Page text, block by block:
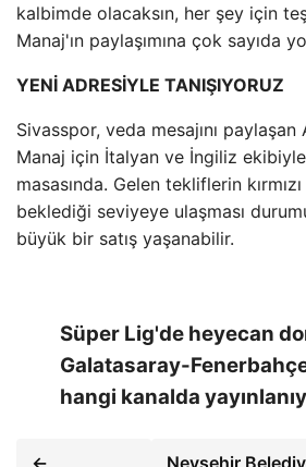
kalbimde olacaksın, her şey için
Manaj'ın paylaşımına çok sayıda
YENİ ADRESİYLE TANIŞIYORUZ
Sivasspor, veda mesajını
Manaj için İtalyan ve İngiliz
masasında. Gelen tekliflerin kırmızı
beklediği seviyeye ulaşması
büyük bir satış yaşanabilir.
Süper Lig'de heyecan
Galatasaray-
hangi kanalda
←
Nevşehir